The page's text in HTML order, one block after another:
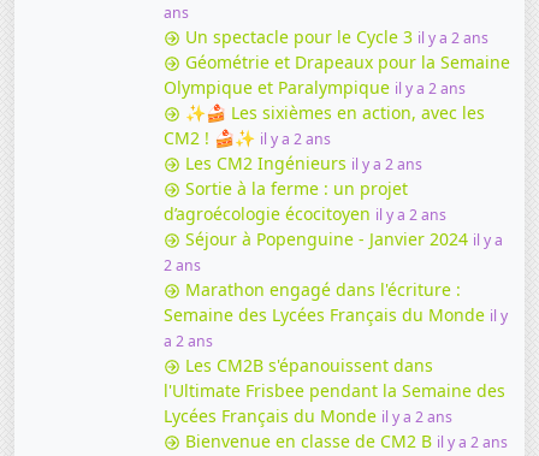
ans
Un spectacle pour le Cycle 3 il y a 2 ans
Géométrie et Drapeaux pour la Semaine
Olympique et Paralympique il y a 2 ans
✨🍰 Les sixièmes en action, avec les
CM2 ! 🍰✨ il y a 2 ans
Les CM2 Ingénieurs il y a 2 ans
Sortie à la ferme : un projet
d’agroécologie écocitoyen il y a 2 ans
Séjour à Popenguine - Janvier 2024 il y a
2 ans
Marathon engagé dans l'écriture :
Semaine des Lycées Français du Monde il y
a 2 ans
Les CM2B s'épanouissent dans
l'Ultimate Frisbee pendant la Semaine des
Lycées Français du Monde il y a 2 ans
Bienvenue en classe de CM2 B il y a 2 ans